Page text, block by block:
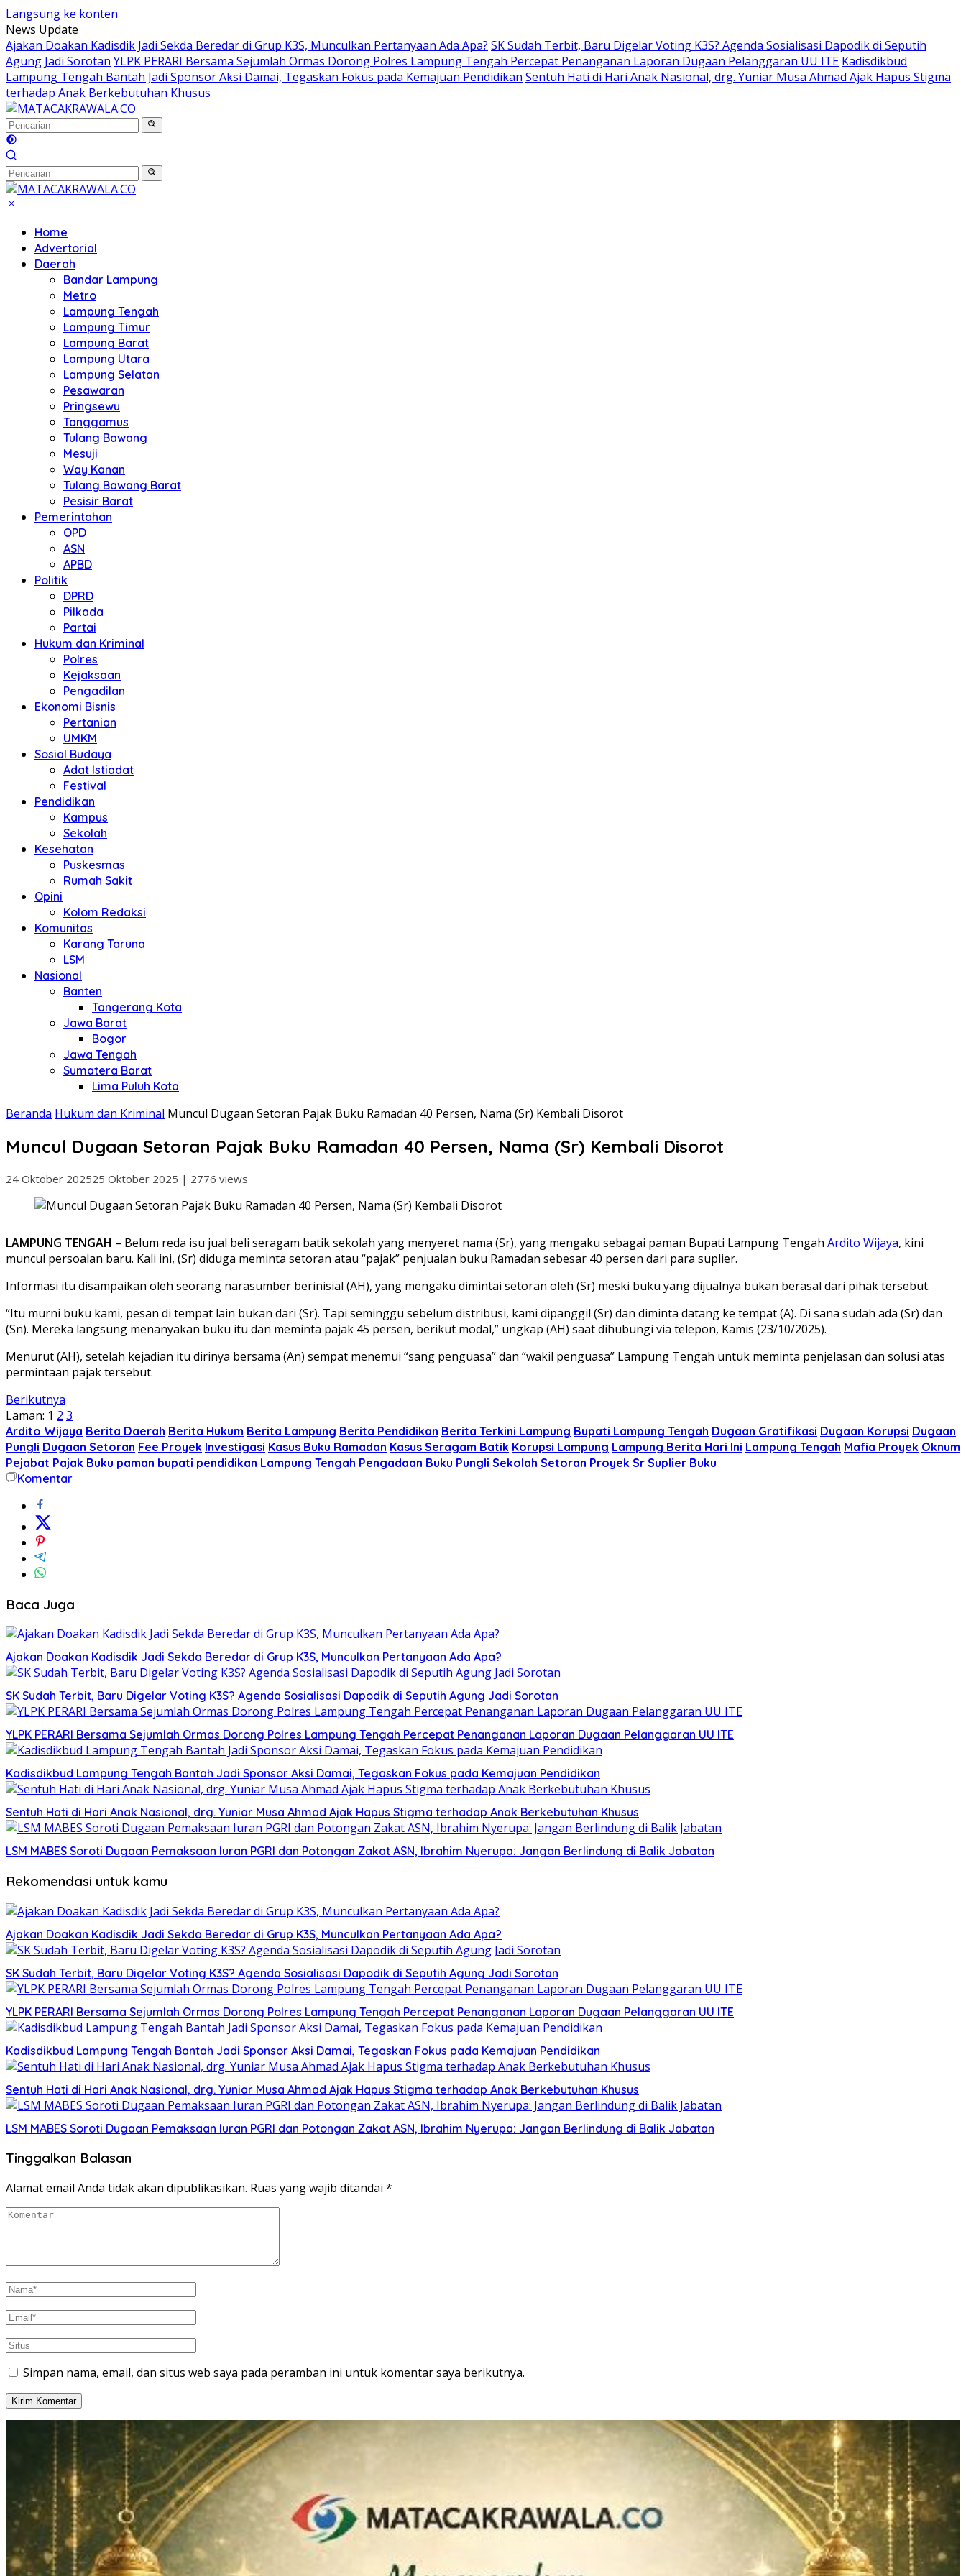
Langsung ke konten
News Update
Ajakan Doakan Kadisdik Jadi Sekda Beredar di Grup K3S, Munculkan Pertanyaan Ada Apa? SK Sudah Terbit, Baru Digelar Voting K3S? Agenda Sosialisasi Dapodik di Seputih
Agung Jadi Sorotan YLPK PERARI Bersama Sejumlah Ormas Dorong Polres Lampung Tengah Percepat Penanganan Laporan Dugaan Pelanggaran UU ITE Kadisdikbud
Lampung Tengah Bantah Jadi Sponsor Aksi Damai, Tegaskan Fokus pada Kemajuan Pendidikan Sentuh Hati di Hari Anak Nasional, drg. Yuniar Musa Ahmad Ajak Hapus Stigma
terhadap Anak Berkebutuhan Khusus
Home
Advertorial
Daerah
Bandar Lampung
Metro
Lampung Tengah
Lampung Timur
Lampung Barat
Lampung Utara
Lampung Selatan
Pesawaran
Pringsewu
Tanggamus
Tulang Bawang
Mesuji
Way Kanan
Tulang Bawang Barat
Pesisir Barat
Pemerintahan
OPD
ASN
APBD
Politik
DPRD
Pilkada
Partai
Hukum dan Kriminal
Polres
Kejaksaan
Pengadilan
Ekonomi Bisnis
Pertanian
UMKM
Sosial Budaya
Adat Istiadat
Festival
Pendidikan
Kampus
Sekolah
Kesehatan
Puskesmas
Rumah Sakit
Opini
Kolom Redaksi
Komunitas
Karang Taruna
LSM
Nasional
Banten
Tangerang Kota
Jawa Barat
Bogor
Jawa Tengah
Sumatera Barat
Lima Puluh Kota
Beranda Hukum dan Kriminal Muncul Dugaan Setoran Pajak Buku Ramadan 40 Persen, Nama (Sr) Kembali Disorot
Muncul Dugaan Setoran Pajak Buku Ramadan 40 Persen, Nama (Sr) Kembali Disorot
24 Oktober 202525 Oktober 2025 | 2776 views
LAMPUNG TENGAH – Belum reda isu jual beli seragam batik sekolah yang menyeret nama (Sr), yang mengaku sebagai paman Bupati Lampung Tengah Ardito Wijaya, kini
muncul persoalan baru. Kali ini, (Sr) diduga meminta setoran atau “pajak” penjualan buku Ramadan sebesar 40 persen dari para suplier.
Informasi itu disampaikan oleh seorang narasumber berinisial (AH), yang mengaku dimintai setoran oleh (Sr) meski buku yang dijualnya bukan berasal dari pihak tersebut.
“Itu murni buku kami, pesan di tempat lain bukan dari (Sr). Tapi seminggu sebelum distribusi, kami dipanggil (Sr) dan diminta datang ke tempat (A). Di sana sudah ada (Sr) dan
(Sn). Mereka langsung menanyakan buku itu dan meminta pajak 45 persen, berikut modal,” ungkap (AH) saat dihubungi via telepon, Kamis (23/10/2025).
Menurut (AH), setelah kejadian itu dirinya bersama (An) sempat menemui “sang penguasa” dan “wakil penguasa” Lampung Tengah untuk meminta penjelasan dan solusi atas
permintaan pajak tersebut.
Berikutnya
Laman: 1 2 3
Ardito Wijaya Berita Daerah Berita Hukum Berita Lampung Berita Pendidikan Berita Terkini Lampung Bupati Lampung Tengah Dugaan Gratifikasi Dugaan Korupsi Dugaan
Pungli Dugaan Setoran Fee Proyek Investigasi Kasus Buku Ramadan Kasus Seragam Batik Korupsi Lampung Lampung Berita Hari Ini Lampung Tengah Mafia Proyek Oknum
Pejabat Pajak Buku paman bupati pendidikan Lampung Tengah Pengadaan Buku Pungli Sekolah Setoran Proyek Sr Suplier Buku
Komentar
Baca Juga
Ajakan Doakan Kadisdik Jadi Sekda Beredar di Grup K3S, Munculkan Pertanyaan Ada Apa?
SK Sudah Terbit, Baru Digelar Voting K3S? Agenda Sosialisasi Dapodik di Seputih Agung Jadi Sorotan
YLPK PERARI Bersama Sejumlah Ormas Dorong Polres Lampung Tengah Percepat Penanganan Laporan Dugaan Pelanggaran UU ITE
Kadisdikbud Lampung Tengah Bantah Jadi Sponsor Aksi Damai, Tegaskan Fokus pada Kemajuan Pendidikan
Sentuh Hati di Hari Anak Nasional, drg. Yuniar Musa Ahmad Ajak Hapus Stigma terhadap Anak Berkebutuhan Khusus
LSM MABES Soroti Dugaan Pemaksaan Iuran PGRI dan Potongan Zakat ASN, Ibrahim Nyerupa: Jangan Berlindung di Balik Jabatan
Rekomendasi untuk kamu
Ajakan Doakan Kadisdik Jadi Sekda Beredar di Grup K3S, Munculkan Pertanyaan Ada Apa?
SK Sudah Terbit, Baru Digelar Voting K3S? Agenda Sosialisasi Dapodik di Seputih Agung Jadi Sorotan
YLPK PERARI Bersama Sejumlah Ormas Dorong Polres Lampung Tengah Percepat Penanganan Laporan Dugaan Pelanggaran UU ITE
Kadisdikbud Lampung Tengah Bantah Jadi Sponsor Aksi Damai, Tegaskan Fokus pada Kemajuan Pendidikan
Sentuh Hati di Hari Anak Nasional, drg. Yuniar Musa Ahmad Ajak Hapus Stigma terhadap Anak Berkebutuhan Khusus
LSM MABES Soroti Dugaan Pemaksaan Iuran PGRI dan Potongan Zakat ASN, Ibrahim Nyerupa: Jangan Berlindung di Balik Jabatan
Tinggalkan Balasan
Alamat email Anda tidak akan dipublikasikan. Ruas yang wajib ditandai *
Simpan nama, email, dan situs web saya pada peramban ini untuk komentar saya berikutnya.